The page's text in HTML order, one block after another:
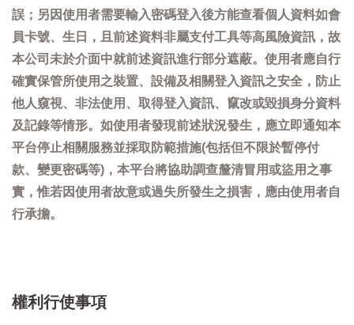
誤；另因使用者需要輸入密碼登入後方能查看個人資料如會
員卡號、生日，且前述資料非屬支付工具等高風險資訊，故
本公司未於介面中就前述資訊進行部分遮蔽。使用者應自行
確實保管所使用之裝置、設備及相關登入資訊之安全，防止
他人窺視、非法使用、取得登入資訊、竄改或毀損身分資料
及記錄等情形。如使用者發現前述狀況發生，應立即通知本
平台停止相關服務並採取防範措施(包括但不限於暫停付
款、變更密碼等)，本平台將協助調查釐清冒用或盜用之事
實，惟若因使用者故意或過失所發生之損害，應由使用者自
行承擔。
權利行使事項